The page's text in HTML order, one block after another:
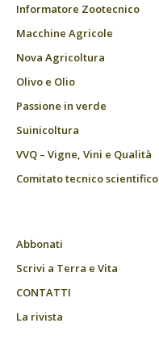
Informatore Zootecnico
Macchine Agricole
Nova Agricoltura
Olivo e Olio
Passione in verde
Suinicoltura
VVQ – Vigne, Vini e Qualità
Comitato tecnico scientifico
Abbonati
Scrivi a Terra e Vita
CONTATTI
La rivista